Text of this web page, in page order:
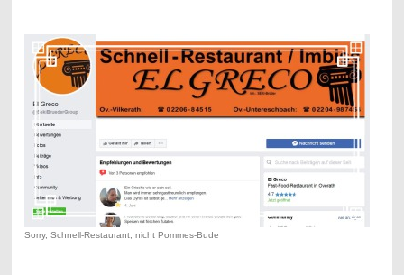
Sorry, Schnell-Restaurant, nicht Pommes-Bude